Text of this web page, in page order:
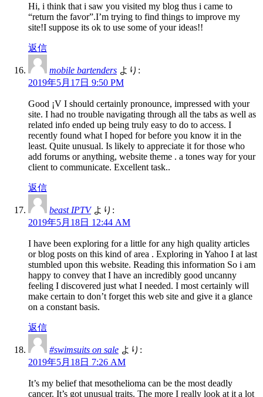
Hi, i think that i saw you visited my blog thus i came to
“return the favor”.I’m trying to find things to improve my
site!I suppose its ok to use some of your ideas!!
返信
mobile bartenders より:
2019年5月17日 9:50 PM
Good ¡V I should certainly pronounce, impressed with your
site. I had no trouble navigating through all the tabs as well as
related info ended up being truly easy to do to access. I
recently found what I hoped for before you know it in the
least. Quite unusual. Is likely to appreciate it for those who
add forums or anything, website theme . a tones way for your
client to communicate. Excellent task..
返信
beast IPTV より:
2019年5月18日 12:44 AM
I have been exploring for a little for any high quality articles
or blog posts on this kind of area . Exploring in Yahoo I at last
stumbled upon this website. Reading this information So i am
happy to convey that I have an incredibly good uncanny
feeling I discovered just what I needed. I most certainly will
make certain to don’t forget this web site and give it a glance
on a constant basis.
返信
#swimsuits on sale より:
2019年5月18日 7:26 AM
It’s my belief that mesothelioma can be the most deadly
cancer. It’s got unusual traits. The more I really look at it a lot